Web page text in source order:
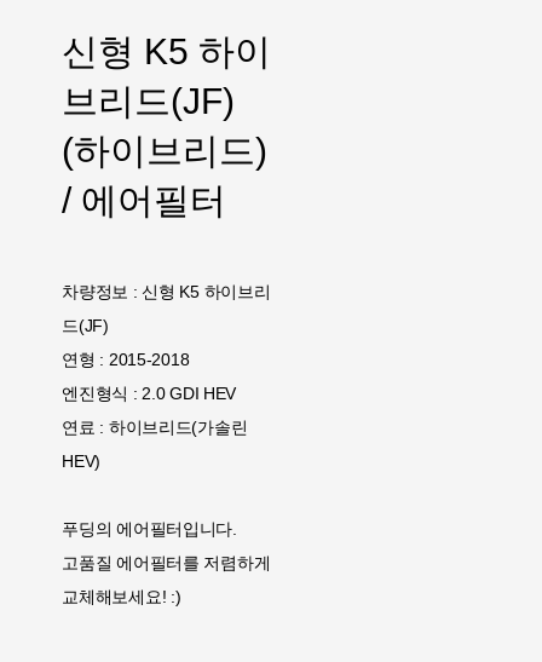
신형 K5 하이
브리드(JF)
(하이브리드)
/ 에어필터
차량정보 : 신형 K5 하이브리
드(JF)
연형 : 2015-2018
엔진형식 : 2.0 GDI HEV
연료 : 하이브리드(가솔린
HEV)
푸딩의 에어필터입니다.
고품질 에어필터를 저렴하게
교체해보세요! :)